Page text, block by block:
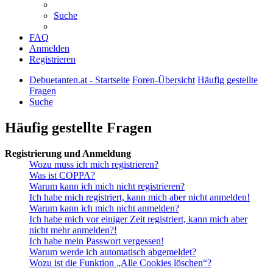
Suche
FAQ
Anmelden
Registrieren
Debuetanten.at - Startseite Foren-Übersicht Häufig gestellte
Fragen
Suche
Häufig gestellte Fragen
Registrierung und Anmeldung
Wozu muss ich mich registrieren?
Was ist COPPA?
Warum kann ich mich nicht registrieren?
Ich habe mich registriert, kann mich aber nicht anmelden!
Warum kann ich mich nicht anmelden?
Ich habe mich vor einiger Zeit registriert, kann mich aber
nicht mehr anmelden?!
Ich habe mein Passwort vergessen!
Warum werde ich automatisch abgemeldet?
Wozu ist die Funktion „Alle Cookies löschen“?